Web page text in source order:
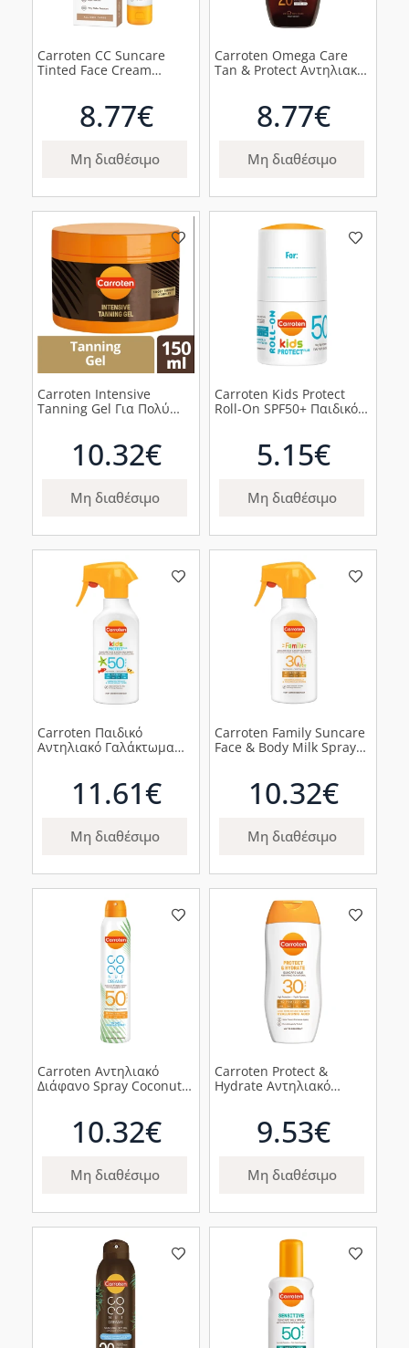
Carroten CC Suncare
Tinted Face Cream
SPF50, 50ml8.77€
Μη διαθέσιμο
Carroten Omega Care
Tan & Protect Αντηλιακό
8.77€
Μη διαθέσιμο
Carroten Intensive
Tanning Gel Για Πολύ
10.32€
Μη διαθέσιμο
Carroten Kids Protect
Roll-On SPF50+ Παιδικό
5.15€
Μη διαθέσιμο
Carroten Παιδικό
Αντηλιακό Γαλάκτωμα
11.61€
Μη διαθέσιμο
Carroten Family Suncare
Face & Body Milk Spray
Trigger Spray, 270ml
10.32€
Μη διαθέσιμο
Carroten Αντηλιακό
Διάφανο Spray Coconut
10.32€
Μη διαθέσιμο
Carroten Protect &
Hydrate Αντηλιακό
9.53€
Μη διαθέσιμο